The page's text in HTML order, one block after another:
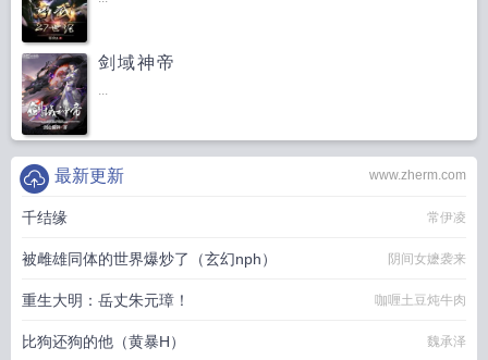
剑域神帝
...
www.zherm.com
最新更新
千结缘 常伊凌
被雌雄同体的世界爆炒了（玄幻nph） 阴间女嬷袭来
重生大明：岳丈朱元璋！ 咖喱土豆炖牛肉
比狗还狗的他（黄暴H） 魏承泽